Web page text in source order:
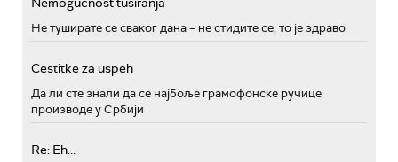
Не туширате се сваког дана – не стидите се, то је здраво
Cestitke za uspeh
Да ли сте знали да се најбоље грамофонске ручице
производе у Србији
Re: Eh...